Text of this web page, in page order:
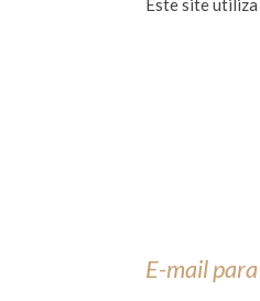
Este site utiliza
E-mail